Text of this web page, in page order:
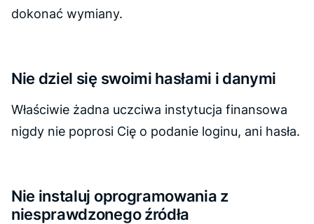
dokonać wymiany.
Nie dziel się swoimi hasłami i danymi
Właściwie żadna uczciwa instytucja finansowa
nigdy nie poprosi Cię o podanie loginu, ani hasła.
Nie instaluj oprogramowania z
niesprawdzonego źródła